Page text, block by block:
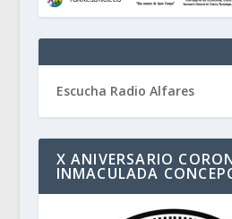
Escucha Radio Alfares
X ANIVERSARIO
INMACULADA